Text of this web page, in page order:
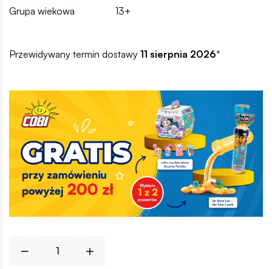
Grupa wiekowa 13+
Przewidywany termin dostawy 11 sierpnia 2026*